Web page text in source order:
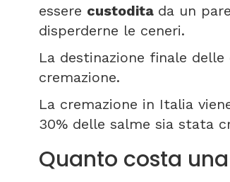
essere custodita da un
disperderne le ceneri.
La destinazione finale
cremazione.
La cremazione in Italia
30% delle salme sia stata
Quanto costa